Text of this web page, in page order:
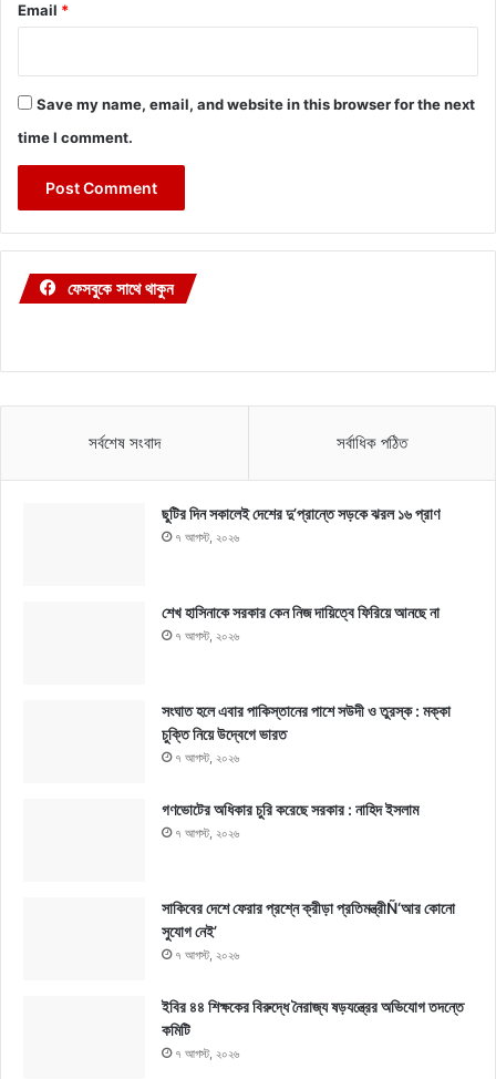
Email *
Save my name, email, and website in this browser for the next
time I comment.
ফেসবুকে সাথে থাকুন
সর্বশেষ সংবাদ সর্বাধিক পঠিত
ছুটির দিন সকালেই দেশের দু’প্রান্তে সড়কে ঝরল ১৬ প্রাণ
৭ আগস্ট, ২০২৬
শেখ হাসিনাকে সরকার কেন নিজ দায়িত্বে ফিরিয়ে আনছে না
৭ আগস্ট, ২০২৬
সংঘাত হলে এবার পাকিস্তানের পাশে সউদী ও তুরস্ক : মক্কা
চুক্তি নিয়ে উদ্বেগে ভারত
৭ আগস্ট, ২০২৬
গণভোটের অধিকার চুরি করেছে সরকার : নাহিদ ইসলাম
৭ আগস্ট, ২০২৬
সাকিবের দেশে ফেরার প্রশ্নে ক্রীড়া প্রতিমন্ত্রীÑ‘আর কোনো
সুযোগ নেই’
৭ আগস্ট, ২০২৬
ইবির ৪৪ শিক্ষকের বিরুদ্ধে নৈরাজ্য ষড়যন্ত্রের অভিযোগ তদন্তে
কমিটি
৭ আগস্ট, ২০২৬